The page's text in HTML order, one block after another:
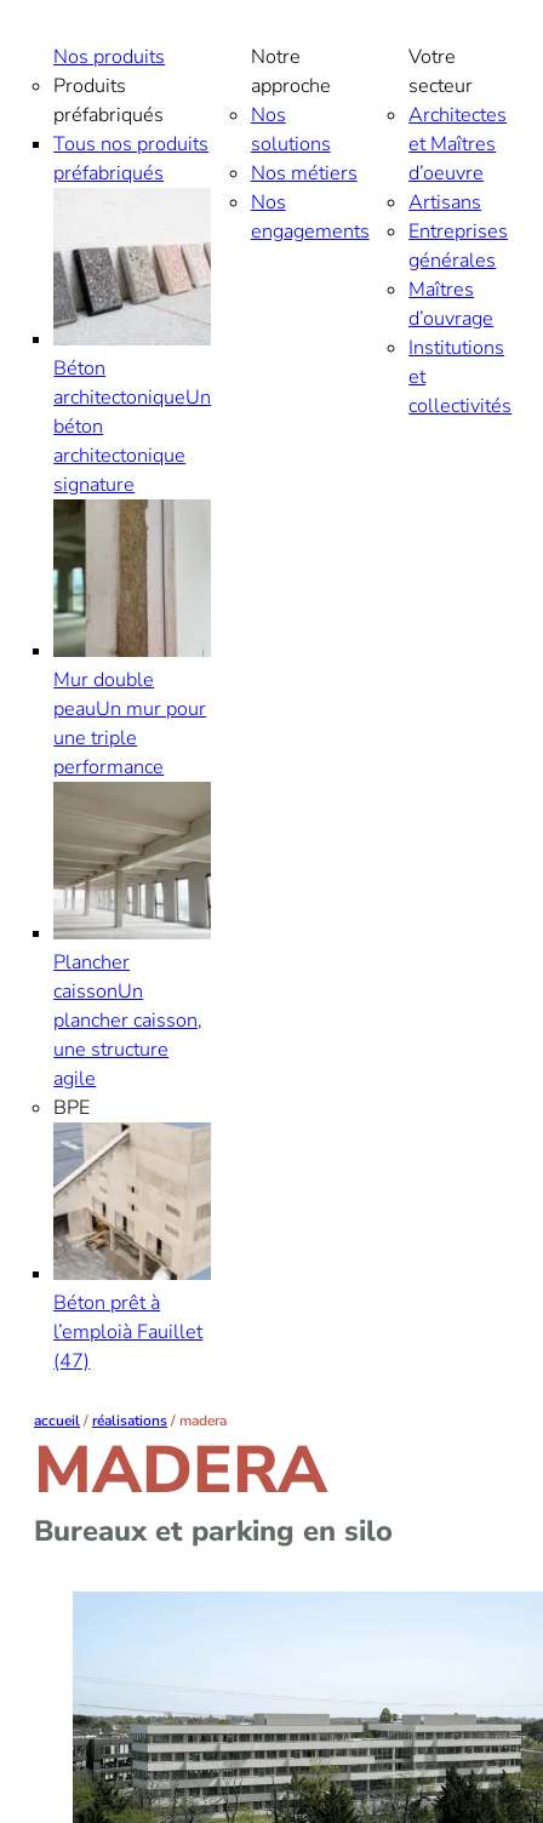
contenu
Nos produits
Produits
préfabriqués
Tous nos produits
préfabriqués
Béton
architectoniqueUn
béton
architectonique
signature
Mur double
peauUn mur pour
une triple
performance
Plancher
caissonUn
plancher caisson,
une structure
agile
BPE
Béton prêt à
l’emploià Fauillet
(47)
Notre
approche
Nos
solutions
Nos métiers
Nos
engagements
Votre
secteur
Architectes
et Maîtres
d’oeuvre
Artisans
Entreprises
générales
Maîtres
d’ouvrage
Institutions
et
collectivités
accueil/réalisations/ madera
MADERA
Bureaux et parking en silo